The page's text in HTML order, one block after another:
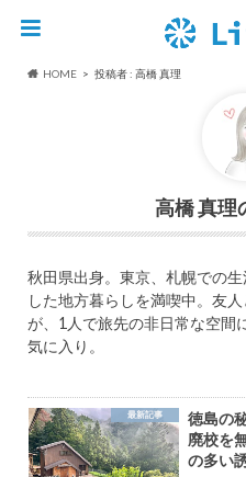
HOME 投稿者 : 高橋 真理
高橋 真理
秋田県出身。東京、札幌での
した地方暮らしを満喫中。友
が、1人で旅先の非日常な空間
気に入り。
最新記事
徳島の
廃校を
の多い